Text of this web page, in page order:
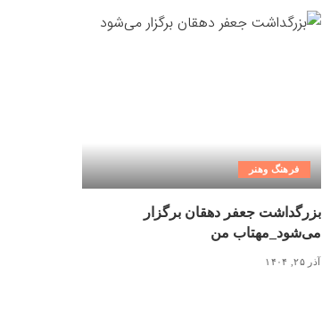
فرهنگ وهنر
بزرگداشت جعفر دهقان برگزار
می‌شود_مهتاب من
آذر ۲۵, ۱۴۰۴